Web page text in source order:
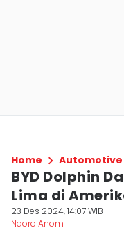
Home Automotive
BYD Dolphin
Lima di
23 Des 2024, 14:07 WIB
Ndoro Anom